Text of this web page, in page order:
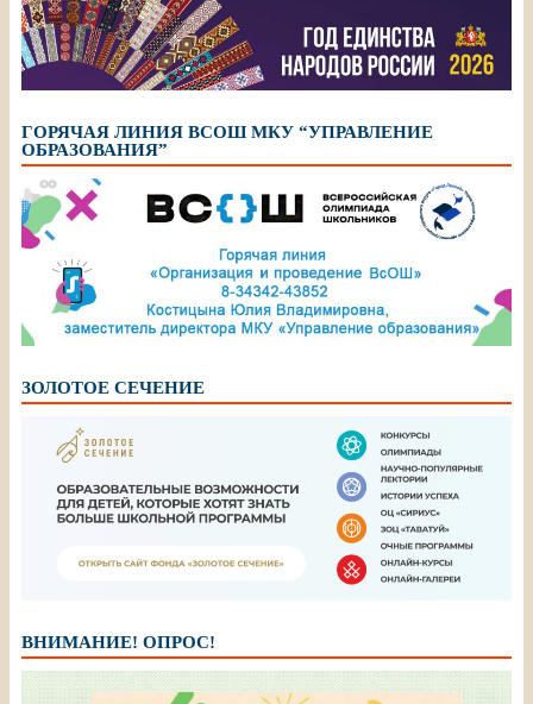
ГОРЯЧАЯ ЛИНИЯ ВСОШ МКУ “УПРАВЛЕНИЕ
ОБРАЗОВАНИЯ”
ЗОЛОТОЕ СЕЧЕНИЕ
ВНИМАНИЕ! ОПРОС!